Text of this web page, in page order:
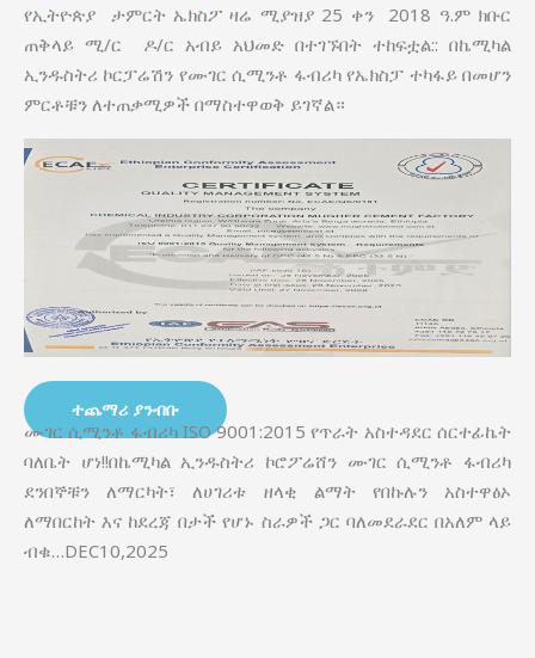
የኢትዮጵያ ታምርት ኤክስፖ ዛሬ ሚያዝያ 25 ቀን 2018 ዓ.ም ክቡር
ጠቅላይ ሚ/ር ዶ/ር አብይ አህመድ በተገኙበት ተከፍቷል:: በኬሚካል
ኢንዱስትሪ ኮርፓሬሽን የሙገር ሲሚንቶ ፋብሪካ የኤክስፓ ተካፋይ በመሆን
ምርቶቹን ለተጠቃሚዎች በማስተዋወቅ ይገኛል።
ተጨማሪ ያንብቡ
ሙገር ሲሚንቶ ፋብሪካ ISO 9001:2015 የጥራት አስተዳደር ሰርተፊኬት
ባለቤት ሆነ!!በኬሚካል ኢንዱስትሪ ኮሮፖሬሸን ሙገር ሲሚንቶ ፋብሪካ
ደንበኞቹን ለማርካት፣ ለሀገሪቱ ዘላቂ ልማት የበኩሉን አስተዋፅኦ
ለማበርከት እና ከደረጃ በታች የሆኑ ስራዎች ጋር ባለመደራደር በአለም ላይ
ብቁ…DEC10,2025